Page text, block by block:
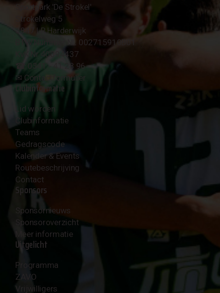
Sportpark 'De Strokel'
Strokelweg 5
3847 LR Harderwijk
BTW Nummer NL 002715910B01
KvK Nr 40094437
☎︎ 0341 - 41 28 96
✉︎ Contactformulier
Clubinformatie
Lid worden
Clubinformatie
Teams
Gedragscode
Kalender & Events
Routebeschrijving
Contact
Sponsors
Sponsornieuws
Sponsoroverzicht
Meer informatie
Uitgelicht
Programma
ZAVO
Vrijwilligers